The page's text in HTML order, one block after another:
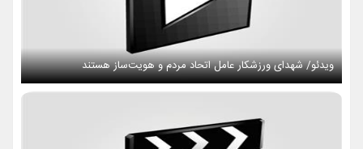
ویدئو/ شهدای ورزشکار عامل اتحاد مردم و هویت‌ساز هستند